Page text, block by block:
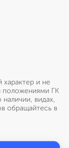
и не
положениями ГК
видах,
обращайтесь в